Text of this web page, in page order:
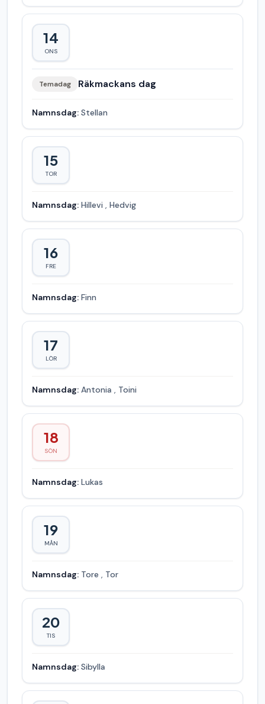
14
ONS
Temadag Räkmackans dag
Namnsdag: Stellan
15
TOR
Namnsdag: Hillevi , Hedvig
16
FRE
Namnsdag: Finn
17
LÖR
Namnsdag: Antonia , Toini
18
SÖN
Namnsdag: Lukas
19
MÅN
Namnsdag: Tore , Tor
20
TIS
Namnsdag: Sibylla